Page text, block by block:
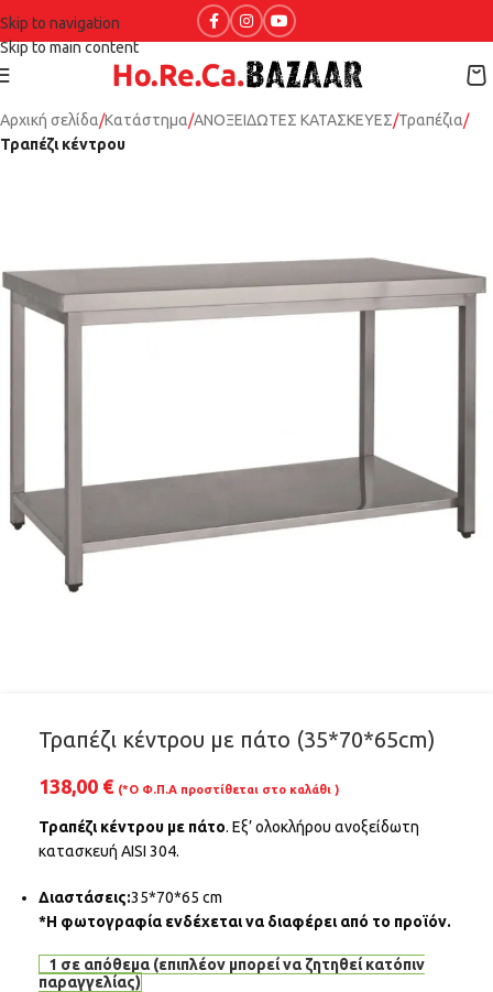
Skip to navigation
Skip to main content
Αρχική σελίδα Κατάστημα ΑΝΟΞΕΙΔΩΤΕΣ ΚΑΤΑΣΚΕΥΕΣ Τραπέζια
Τραπέζι κέντρου
Τραπέζι κέντρου με πάτο (35*70*65cm)
138,00 € (*Ο Φ.Π.Α προστίθεται στο καλάθι )
Τραπέζι κέντρου με πάτο. Εξ’ ολοκλήρου ανοξείδωτη
κατασκευή AISI 304.
Διαστάσεις:35*70*65 cm
*Η φωτογραφία ενδέχεται να διαφέρει από το προϊόν.
1 σε απόθεμα (επιπλέον μπορεί να ζητηθεί κατόπιν
παραγγελίας)